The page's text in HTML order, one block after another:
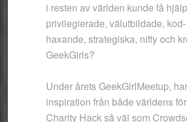
i resten av världen kunde få
privilegierade, välutbildade, kod-
haxande, strategiska, nifty och
GeekGirls?
Under årets GeekGirlMeetup,
inspiration från både världens
Charity Hack så väl som